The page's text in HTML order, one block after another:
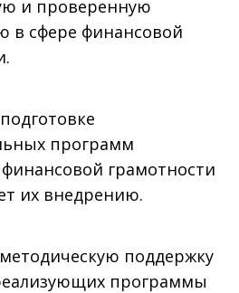
и проверенную
в сфере финансовой
программ
грамотности
их внедрению.
поддержку
программы